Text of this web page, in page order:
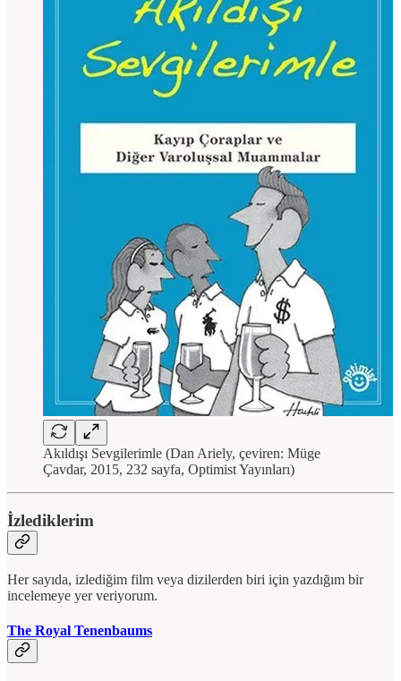
Akıldışı Sevgilerimle (Dan Ariely, çeviren: Müge
Çavdar, 2015, 232 sayfa, Optimist Yayınları)
İzlediklerim
Her sayıda, izlediğim film veya dizilerden biri için yazdığım bir
incelemeye yer veriyorum.
The Royal Tenenbaums